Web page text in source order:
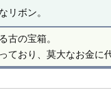
リボン。
古の宝箱。
ており、莫大なお金に